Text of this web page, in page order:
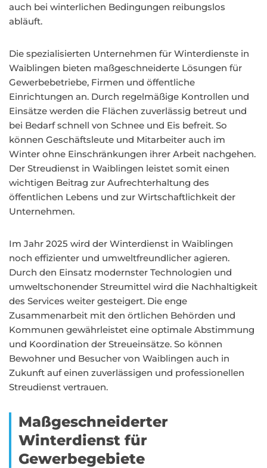
auch bei winterlichen Bedingungen reibungslos
abläuft.
Die spezialisierten Unternehmen für Winterdienste in
Waiblingen bieten maßgeschneiderte Lösungen für
Gewerbebetriebe, Firmen und öffentliche
Einrichtungen an. Durch regelmäßige Kontrollen und
Einsätze werden die Flächen zuverlässig betreut und
bei Bedarf schnell von Schnee und Eis befreit. So
können Geschäftsleute und Mitarbeiter auch im
Winter ohne Einschränkungen ihrer Arbeit nachgehen.
Der Streudienst in Waiblingen leistet somit einen
wichtigen Beitrag zur Aufrechterhaltung des
öffentlichen Lebens und zur Wirtschaftlichkeit der
Unternehmen.
Im Jahr 2025 wird der Winterdienst in Waiblingen
noch effizienter und umweltfreundlicher agieren.
Durch den Einsatz modernster Technologien und
umweltschonender Streumittel wird die Nachhaltigkeit
des Services weiter gesteigert. Die enge
Zusammenarbeit mit den örtlichen Behörden und
Kommunen gewährleistet eine optimale Abstimmung
und Koordination der Streueinsätze. So können
Bewohner und Besucher von Waiblingen auch in
Zukunft auf einen zuverlässigen und professionellen
Streudienst vertrauen.
Maßgeschneiderter
Winterdienst für
Gewerbegebiete